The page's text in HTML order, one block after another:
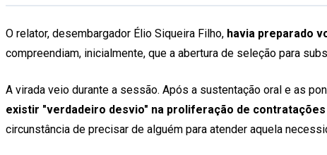
O relator, desembargador Élio Siqueira Filho, havia preparado
compreendiam, inicialmente, que a abertura de seleção para
A virada veio durante a sessão. Após a sustentação oral e as
existir "verdadeiro desvio" na proliferação de
circunstância de precisar de alguém para atender aquela